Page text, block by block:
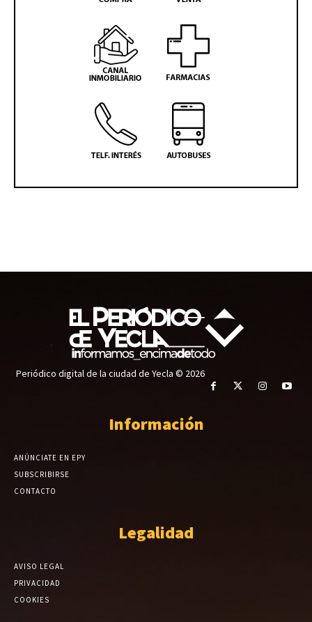
Periódico digital de la ciudad de Yecla © 2026
Información
ANÚNCIATE EN EPY
SUBSCRIBIRSE
CONTACTO
Legalidad
AVISO LEGAL
PRIVACIDAD
COOKIES